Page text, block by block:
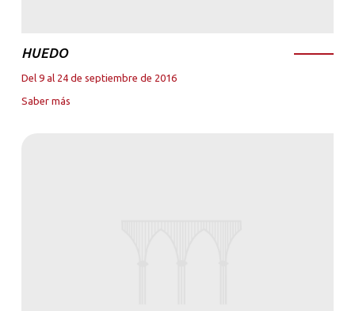
HUEDO
Del 9 al 24 de septiembre de 2016
Saber más